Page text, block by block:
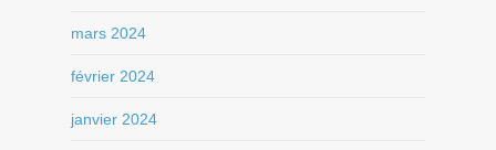
mars 2024
février 2024
janvier 2024